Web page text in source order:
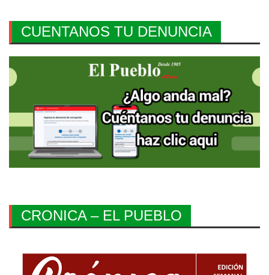
CUENTANOS TU DENUNCIA
CRONICA – EL PUEBLO